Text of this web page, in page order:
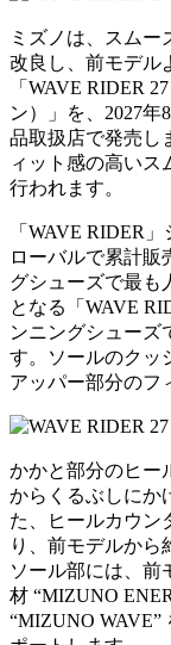
ミズノは、スム
改良し、前モデル
「WAVE RIDER
ン）」を、2027
品取扱店で発売し
ィット感の高いス
行われます。
「WAVE RIDER
ローバルで累計販
グシューズで最も
となる「WAVE
ンニングシューズ
す。ソールのクッ
アッパー部分のフ
かかと部分のヒー
からくるぶしにか
た、ヒールカウン
り、前モデルから
ソール部には、前
材 “MIZUNO
“MIZUNO